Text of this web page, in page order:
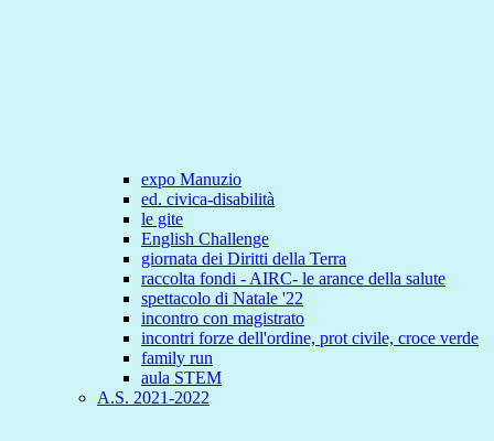
expo Manuzio
ed. civica-disabilità
le gite
English Challenge
giornata dei Diritti della Terra
raccolta fondi - AIRC- le arance della salute
spettacolo di Natale '22
incontro con magistrato
incontri forze dell'ordine, prot civile, croce verde
family run
aula STEM
A.S. 2021-2022